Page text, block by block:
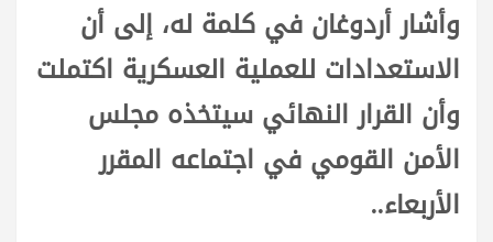
وأشار أردوغان في كلمة له، إلى أن
الاستعدادات للعملية العسكرية اكتملت
وأن القرار النهائي سيتخذه مجلس
الأمن القومي في اجتماعه المقرر
الأربعاء..